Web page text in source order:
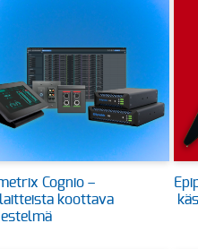
Cognio –
koottava